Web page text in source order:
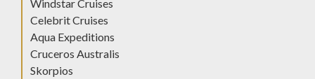
Windstar Cruises
Celebrit Cruises
Aqua Expeditions
Cruceros Australis
Skorpios